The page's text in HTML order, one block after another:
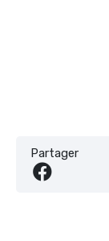
Partager